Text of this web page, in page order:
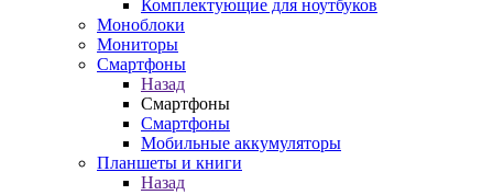
Комплектующие для ноутбуков
Моноблоки
Мониторы
Смартфоны
Назад
Смартфоны
Смартфоны
Мобильные аккумуляторы
Планшеты и книги
Назад